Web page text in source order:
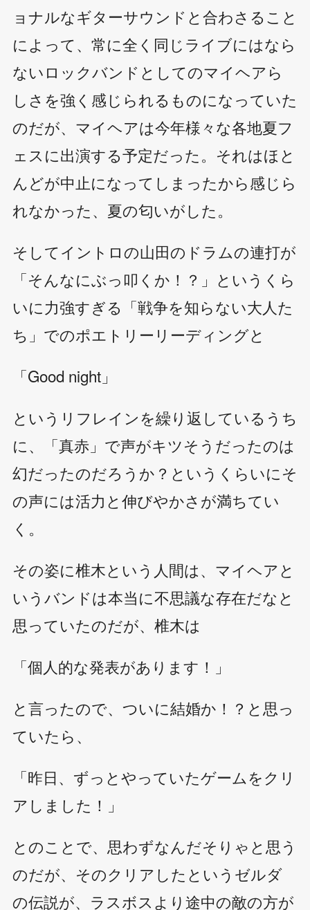
ョナルなギターサウンドと合わさること
によって、常に全く同じライブにはなら
ないロックバンドとしてのマイヘアら
しさを強く感じられるものになっていた
のだが、マイヘアは今年様々な各地夏フ
ェスに出演する予定だった。それはほと
んどが中止になってしまったから感じら
れなかった、夏の匂いがした。
そしてイントロの山田のドラムの連打が
「そんなにぶっ叩くか！？」というくら
いに力強すぎる「戦争を知らない大人た
ち」でのポエトリーリーディングと
「Good night」
というリフレインを繰り返しているうち
に、「真赤」で声がキツそうだったのは
幻だったのだろうか？というくらいにそ
の声には活力と伸びやかさが満ちてい
く。
その姿に椎木という人間は、マイヘアと
いうバンドは本当に不思議な存在だなと
思っていたのだが、椎木は
「個人的な発表があります！」
と言ったので、ついに結婚か！？と思っ
ていたら、
「昨日、ずっとやっていたゲームをクリ
アしました！」
とのことで、思わずなんだそりゃと思う
のだが、そのクリアしたというゼルダ
の伝説が、ラスボスより途中の敵の方が